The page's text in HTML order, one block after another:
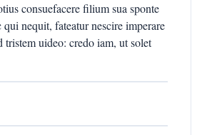
consuefacere filium sua sponte
nequit, fateatur nescire imperare
tristem uideo: credo iam, ut solet